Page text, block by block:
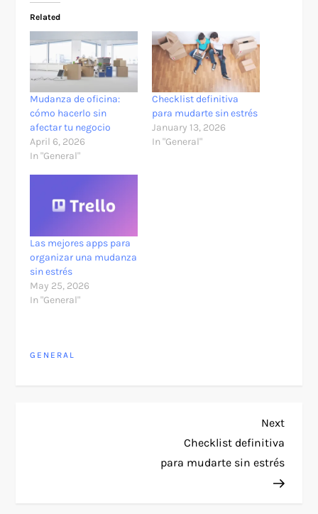
Related
Mudanza de oficina:
cómo hacerlo sin
afectar tu negocio
April 6, 2026
In "General"
Checklist definitiva
para mudarte sin estrés
January 13, 2026
In "General"
Las mejores apps para
organizar una mudanza
sin estrés
May 25, 2026
In "General"
GENERAL
Next
Post
Next
Checklist definitiva
para mudarte sin estrés